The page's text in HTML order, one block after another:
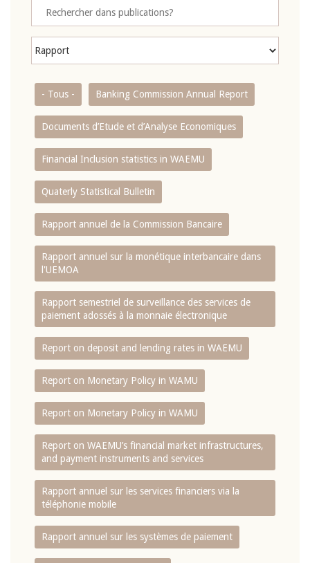
- Tous - Banking Commission Annual Report
Documents d’Etude et d’Analyse Economiques
Financial Inclusion statistics in WAEMU
Quaterly Statistical Bulletin
Rapport annuel de la Commission Bancaire
Rapport annuel sur la monétique interbancaire dans
l'UEMOA
Rapport semestriel de surveillance des services de
paiement adossés à la monnaie électronique
Report on deposit and lending rates in WAEMU
Report on Monetary Policy in WAMU
Report on Monetary Policy in WAMU
Report on WAEMU’s financial market infrastructures,
and payment instruments and services
Rapport annuel sur les services financiers via la
téléphonie mobile
Rapport annuel sur les systèmes de paiement